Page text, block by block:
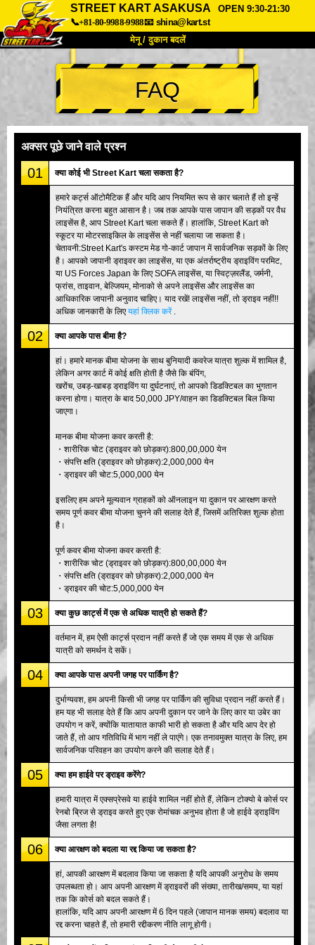
STREET KART ASAKUSA
OPEN 9:30-21:30
📞+81-80-9988-9988📧 shina@kart.st
मेनू / दुकान बदलें
TOP
हमारे बारे में विशेषताएँ कीमत
कंपनी
शाखा बदलें
टोक्यो शिनागावा #1 टोक्यो अकीहबारा#1
टोक्यो अकीहबारा#2 टोक्यो शिबुया
टोक्यो शिबुया एनेक्स टोक्यो बे
टोक्यो असाकुसा ओसाका
ओकिनावा
FAQ
अक्सर पूछे जाने वाले प्रश्न
01 क्या कोई भी Street Kart चला सकता है?
हमारे कर्ट्स ऑटोमैटिक हैं और यदि आप नियमित रूप से कार चलाते हैं तो इन्हें
नियंत्रित करना बहुत आसान है। जब तक आपके पास जापान की सड़कों पर वैध
लाइसेंस है, आप Street Kart चला सकते हैं। हालांकि, Street Kart को
स्कूटर या मोटरसाइकिल के लाइसेंस से नहीं चलाया जा सकता है।
चेतावनी:Street Kart's कस्टम मेड गो-कार्ट जापान में सार्वजनिक सड़कों के लिए
है। आपको जापानी ड्राइवर का लाइसेंस, या एक अंतर्राष्ट्रीय ड्राइविंग परमिट,
या US Forces Japan के लिए SOFA लाइसेंस, या स्विट्ज़रलैंड, जर्मनी,
फ्रांस, ताइवान, बेल्जियम, मोनाको से अपने लाइसेंस और लाइसेंस का
आधिकारिक जापानी अनुवाद चाहिए। याद रखें! लाइसेंस नहीं, तो ड्राइव नहीं!!
अधिक जानकारी के लिएयहां क्लिक करें.
02 क्या आपके पास बीमा है?
हां। हमारे मानक बीमा योजना के साथ बुनियादी कवरेज यात्रा शुल्क में शामिल है,
लेकिन अगर कार्ट में कोई क्षति होती है जैसे कि बंपिंग,
खरोंच, उबड़-खाबड़ ड्राइविंग या दुर्घटनाएं, तो आपको डिडक्टिबल का भुगतान
करना होगा। यात्रा के बाद 50,000 JPY/वाहन का डिडक्टिबल बिल किया
जाएगा।
मानक बीमा योजना कवर करती है:
・शारीरिक चोट (ड्राइवर को छोड़कर):800,00,000 येन
・संपत्ति क्षति (ड्राइवर को छोड़कर):2,000,000 येन
・ड्राइवर की चोट:5,000,000 येन
इसलिए हम अपने मूल्यवान ग्राहकों को ऑनलाइन या दुकान पर आरक्षण करते
समय पूर्ण कवर बीमा योजना चुनने की सलाह देते हैं, जिसमें अतिरिक्त शुल्क होता
है।
पूर्ण कवर बीमा योजना कवर करती है:
・शारीरिक चोट (ड्राइवर को छोड़कर):800,00,000 येन
・संपत्ति क्षति (ड्राइवर को छोड़कर):2,000,000 येन
・ड्राइवर की चोट:5,000,000 येन
03 क्या कुछ कार्ट्स में एक से अधिक यात्री हो सकते हैं?
वर्तमान में, हम ऐसी कार्ट्स प्रदान नहीं करते हैं जो एक समय में एक से अधिक
यात्री को समर्थन दे सकें।
04 क्या आपके पास अपनी जगह पर पार्किंग है?
दुर्भाग्यवश, हम अपनी किसी भी जगह पर पार्किंग की सुविधा प्रदान नहीं करते हैं।
हम यह भी सलाह देते हैं कि आप अपनी दुकान पर जाने के लिए कार या उबेर का
उपयोग न करें, क्योंकि यातायात काफी भारी हो सकता है और यदि आप देर हो
जाते हैं, तो आप गतिविधि में भाग नहीं ले पाएंगे। एक तनावमुक्त यात्रा के लिए, हम
सार्वजनिक परिवहन का उपयोग करने की सलाह देते हैं।
05 क्या हम हाईवे पर ड्राइव करेंगे?
हमारी यात्रा में एक्सप्रेसवे या हाईवे शामिल नहीं होते हैं, लेकिन टोक्यो बे कोर्स पर
रेनबो ब्रिज से ड्राइव करते हुए एक रोमांचक अनुभव होता है जो हाईवे ड्राइविंग
जैसा लगता है!
06 क्या आरक्षण को बदला या रद्द किया जा सकता है?
हां, आपकी आरक्षण में बदलाव किया जा सकता है यदि आपकी अनुरोध के समय
उपलब्धता हो। आप अपनी आरक्षण में ड्राइवरों की संख्या, तारीख/समय, या यहां
तक कि कोर्स को बदल सकते हैं।
हालांकि, यदि आप अपनी आरक्षण में 6 दिन पहले (जापान मानक समय) बदलाव या
रद्द करना चाहते हैं, तो हमारी रद्दीकरण नीति लागू होगी।